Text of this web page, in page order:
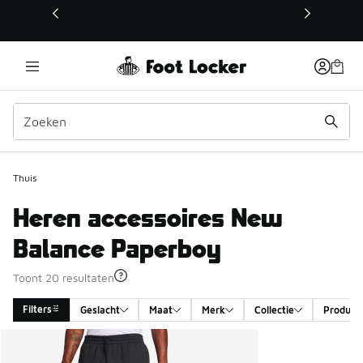
Deze link wordt geopend in een nieuw venster
Thuis
Heren accessoires New
Balance Paperboy
Toont 20 resultaten
Filters Geslacht Maat Merk Collectie Product
Search Results